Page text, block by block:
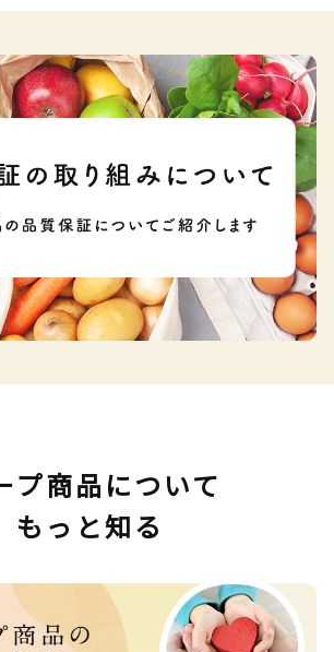
プ商品について
もっと知る